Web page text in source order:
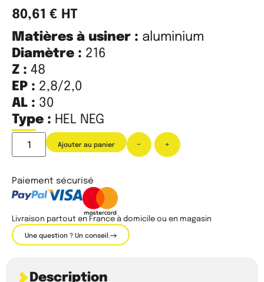
80,61 € HT
Matières à usiner : aluminium
Diamètre : 216
Z : 48
EP : 2,8/2,0
AL : 30
Type : HEL NEG
- +
Ajouter au panier
Paiement sécurisé
Livraison partout en France à domicile ou en magasin
Une question ? Un conseil.
Description